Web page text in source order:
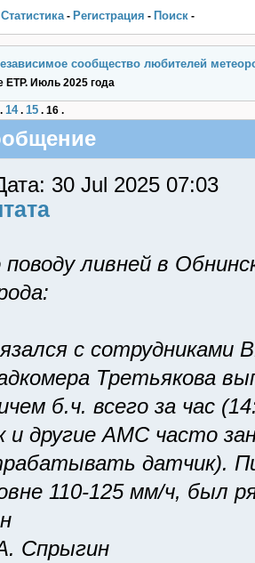
Статистика- Pегистрация - Поиск -
сообщество любителей
ЕТР. Июль 2025 года
. 14. 15 . 16 .
30 Jul 2025 07:03
поводу ливней в
с
Третьякова
б.ч. всего за час
и другие АМС часто
датчик).
110-125 мм/ч, был
Спрыгин